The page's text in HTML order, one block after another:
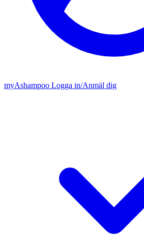
myAshampoo Logga in/Anmäl dig